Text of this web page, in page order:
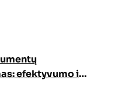
efektyvumo ir